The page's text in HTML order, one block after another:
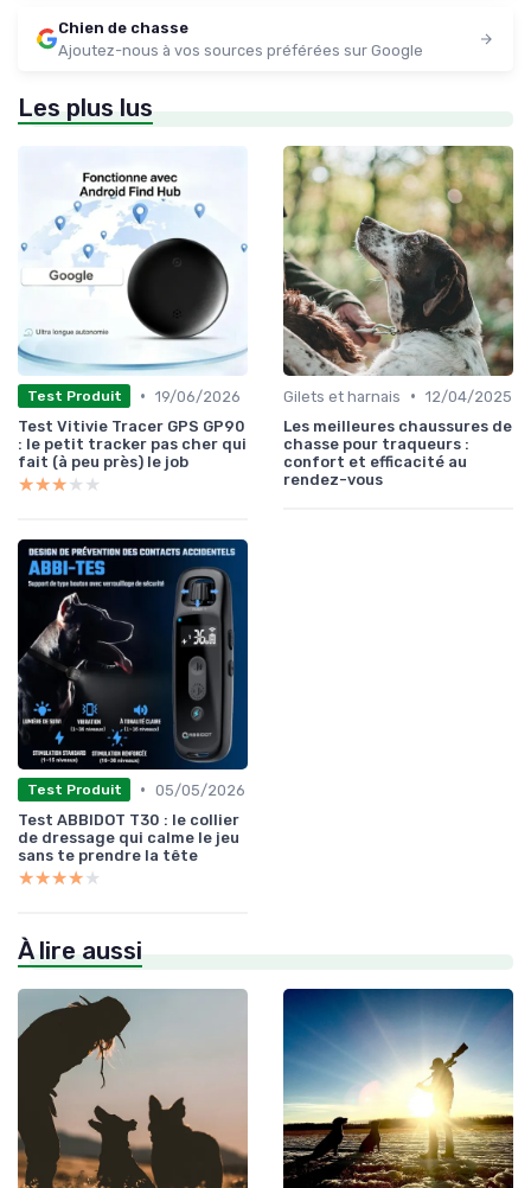
Chien de chasse
Ajoutez-nous à vos sources préférées sur Google
Les plus lus
Test Produit • 19/06/2026
Test Vitivie Tracer GPS GP90
: le petit tracker pas cher qui
fait (à peu près) le job
★★★★★
★★★★★
Gilets et harnais • 12/04/2025
Les meilleures chaussures de
chasse pour traqueurs :
confort et efficacité au
rendez-vous
Test Produit • 05/05/2026
Test ABBIDOT T30 : le collier
de dressage qui calme le jeu
sans te prendre la tête
★★★★★
★★★★★
À lire aussi